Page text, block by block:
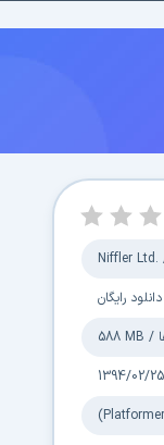
Niffler Ltd.
دانلود رایگان
588 MB /
1394/02/